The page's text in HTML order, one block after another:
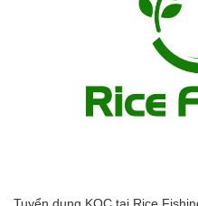
Tuyển dụng KOC tại Rice